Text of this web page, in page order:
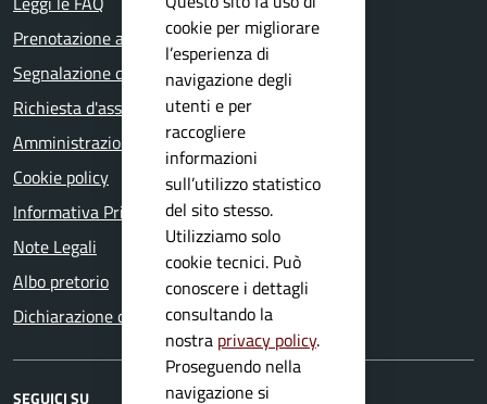
Prenotazione appuntamento
Segnalazione disservizio
Richiesta d'assistenza
Amministrazione trasparente
Cookie policy
Informativa Privacy
Note Legali
Albo pretorio
Dichiarazione di accessibilità
SEGUICI SU
cookie per migliorare
l’esperienza di
navigazione degli
utenti e per
raccogliere
informazioni
sull’utilizzo statistico
del sito stesso.
Utilizziamo solo
cookie tecnici. Può
conoscere i dettagli
consultando la
nostra privacy policy.
Proseguendo nella
navigazione si